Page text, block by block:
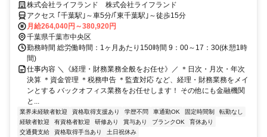
以上も◎豊富な手当と福利厚生で安心♪安定した業界で長く腰を据えて働
けます／昨年賞与実績4.5ヵ月／経理・財務スタッフ大募集◎
株式会社ライフランド 株式会社ライフランド
アクセス ｢千葉駅｣～車5分/｢東千葉駅｣～徒歩15分
月給264,040円～380,920円
千葉県千葉市中央区
勤務時間 総労働時間：1ヶ月あたり150時間 9：00～17：30(休憩1時
間)
仕事内容 ＼《経理・財務業務全般をお任せ》／ ＊日次・月次・年次
決算 ＊資金管理 ＊税務申告 ＊監査対応 など、経理・財務業務をメイ
ンとする バックオフィス業務をお任せします！ その他にも金融機関
と...
業界未経験者歓迎 資格取得支援あり 学歴不問 車通勤OK 固定時間制
転勤なし
経験者歓迎
有資格者歓迎 研修あり 賞与あり ブランクOK
育休あり
交通費支給
資格取得手当あり 土日祝休み